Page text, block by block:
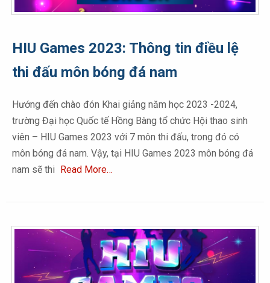
HIU Games 2023: Thông tin điều lệ
thi đấu môn bóng đá nam
Hướng đến chào đón Khai giảng năm học 2023 -2024,
trường Đại học Quốc tế Hồng Bàng tổ chức Hội thao sinh
viên – HIU Games 2023 với 7 môn thi đấu, trong đó có
môn bóng đá nam. Vậy, tại HIU Games 2023 môn bóng đá
nam sẽ thi Read More…